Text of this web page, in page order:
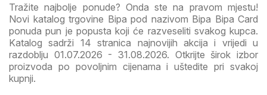
Tražite najbolje ponude? Onda ste na pravom mjestu!
Novi katalog trgovine Bipa pod nazivom Bipa Bipa Card
ponuda pun je popusta koji će razveseliti svakog kupca.
Katalog sadrži 14 stranica najnovijih akcija i vrijedi u
razdoblju 01.07.2026 - 31.08.2026. Otkrijte širok izbor
proizvoda po povoljnim cijenama i uštedite pri svakoj
kupnji.